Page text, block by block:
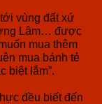
vùng đất xứ
Lâm… được
mua thêm
mua bánh tẻ
biệt lắm”.
đều biết đến